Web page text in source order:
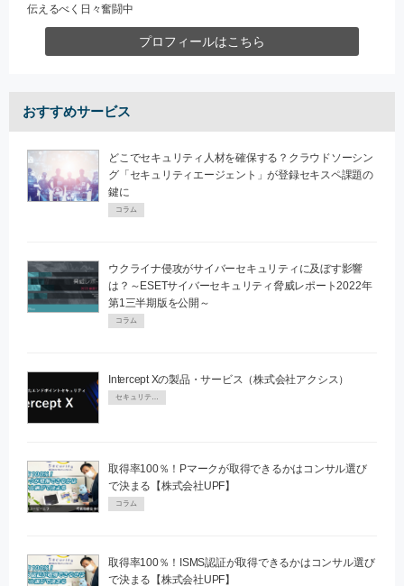
伝えるべく日々奮闘中
プロフィールはこちら
おすすめサービス
どこでセキュリティ人材を確保する？クラウドソーシン
グ「セキュリティエージェント」が登録セキスペ課題の
鍵に
コラム
ウクライナ侵攻がサイバーセキュリティに及ぼす影響
は？～ESETサイバーセキュリティ脅威レポート2022年
第1三半期版を公開～
コラム
Intercept Xの製品・サービス（株式会社アクシス）
セキュリティPR
取得率100％！Pマークが取得できるかはコンサル選び
で決まる【株式会社UPF】
コラム
取得率100％！ISMS認証が取得できるかはコンサル選び
で決まる【株式会社UPF】